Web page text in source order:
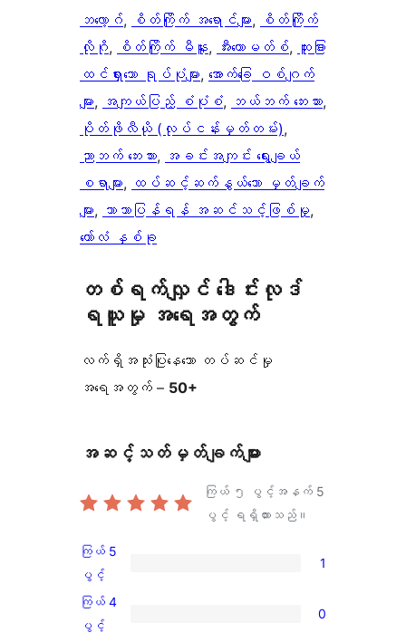
ဘလော့ဂ်, စိတ်ကြိုက် အရောင်များ,
စိတ်ကြိုက်
လိုဂို, စိတ်ကြိုက် မီနူး, အီးကောမတ်စ်, ထူးခြား
ထင်ရှားသော ရုပ်ပုံများ, အောက်ခြေ ဝစ်ဂျက်
များ, အကျယ်ပြည့် စံပုံစံ, ဘယ်ဘက် ဘေးဘား
ပိုတ်ဖိုလီယို (လုပ်ငန်းမှတ်တမ်း)
ညာဘက် ဘေးဘား, အခင်းအကျင်း ရွေးချယ်
စရာများ, ထပ်ဆင့်ဆက်နွယ်သော မှတ်ချက်
များ, ဘာသာပြန်ရန် အဆင်သင့်ဖြစ်မှု
ကော်လံ နှစ်ခု
တစ်ရက်လျှင် ဒေါင်းလုဒ်
ရယူမှု အရေအတွက်
လက်ရှိအသုံးပြုနေသော တပ်ဆင်မှု
အရေအတွက် – 50+
အဆင့်သတ်မှတ်ချက်များ
ကြယ် ၅ ပွင့်အနက် 5
ပွင့် ရရှိထားသည်။
ကြယ်
5
ပွင့်
ကြယ် 5
ပွင့်
1
ကြယ်
ကြယ် 4
ပွင့်
0